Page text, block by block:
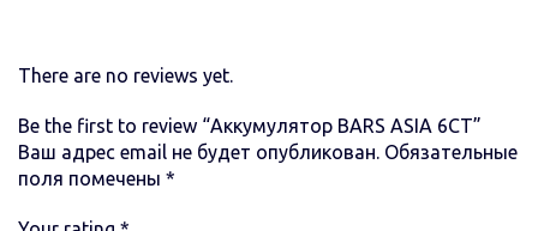
There are no reviews yet.
Be the first to review “Аккумулятор BARS ASIA 6CT”
Ваш адрес email не будет опубликован. Обязательные
поля помечены *